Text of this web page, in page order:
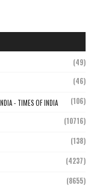
(49)
(46)
- TIMES OF INDIA (106)
(10716)
(138)
(4237)
(8655)